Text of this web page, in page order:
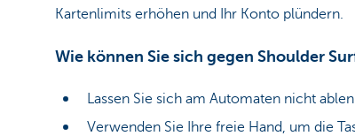
Kartenlimits erhöhen und Ihr Konto plündern.
Wie können Sie sich gegen Shoulder
Lassen Sie sich am Automaten nicht
Verwenden Sie Ihre freie Hand, um die